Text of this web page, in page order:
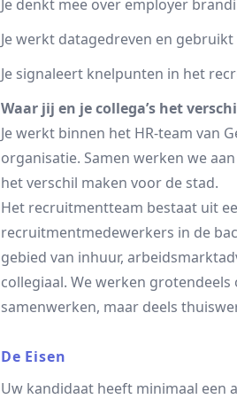
Je denkt mee over employer
Je werkt datagedreven en
Je signaleert knelpunten in het
Waar jij en je collega’s het
Je werkt binnen het HR-team van
organisatie. Samen werken we
het verschil maken voor de stad.
Het recruitmentteam bestaat uit
recruitmentmedewerkers in de
gebied van inhuur,
collegiaal. We werken
samenwerken, maar deels
De Eisen
Uw kandidaat heeft minimaal een